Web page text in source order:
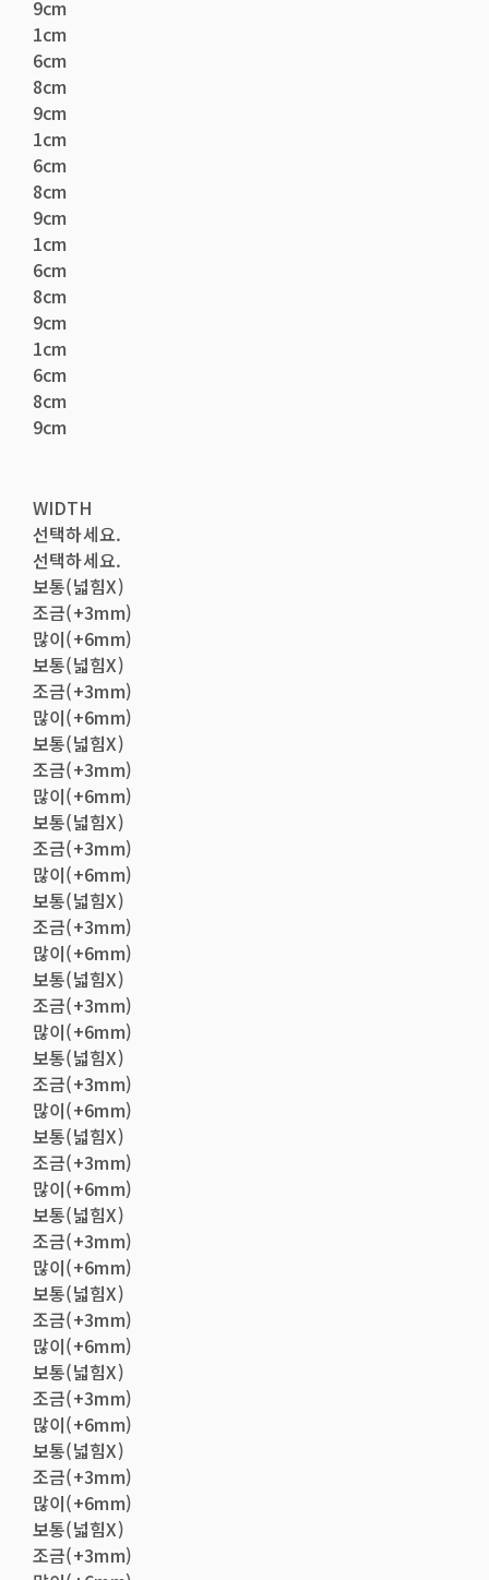
9cm
1cm
6cm
8cm
9cm
1cm
6cm
8cm
9cm
1cm
6cm
8cm
9cm
1cm
6cm
8cm
9cm
WIDTH
선택하세요.
선택하세요.
보통(넓힘X)
조금(+3mm)
많이(+6mm)
보통(넓힘X)
조금(+3mm)
많이(+6mm)
보통(넓힘X)
조금(+3mm)
많이(+6mm)
보통(넓힘X)
조금(+3mm)
많이(+6mm)
보통(넓힘X)
조금(+3mm)
많이(+6mm)
보통(넓힘X)
조금(+3mm)
많이(+6mm)
보통(넓힘X)
조금(+3mm)
많이(+6mm)
보통(넓힘X)
조금(+3mm)
많이(+6mm)
보통(넓힘X)
조금(+3mm)
많이(+6mm)
보통(넓힘X)
조금(+3mm)
많이(+6mm)
보통(넓힘X)
조금(+3mm)
많이(+6mm)
보통(넓힘X)
조금(+3mm)
많이(+6mm)
보통(넓힘X)
조금(+3mm)